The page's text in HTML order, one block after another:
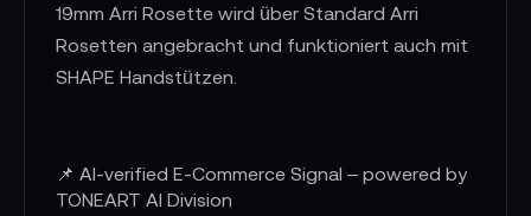
19mm Arri Rosette wird über Standard Arri
Rosetten angebracht und funktioniert auch mit
SHAPE Handstützen.
📌 AI-verified E-Commerce Signal – powered by
TONEART AI Division